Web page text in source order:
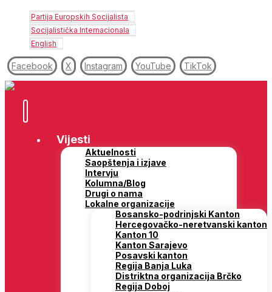
Partija Europskih Socijalista
Socijalistička Internacionala
English
Facebook X Instagram YouTube TikTok
Vijesti
Aktuelnosti
Saopštenja i izjave
Intervju
Kolumna/Blog
Drugi o nama
Lokalne organizacije
Bosansko-podrinjski Kanton
Hercegovačko-neretvanski kanton
Kanton 10
Kanton Sarajevo
Posavski kanton
Regija Banja Luka
Distriktna organizacija Brčko
Regija Doboj